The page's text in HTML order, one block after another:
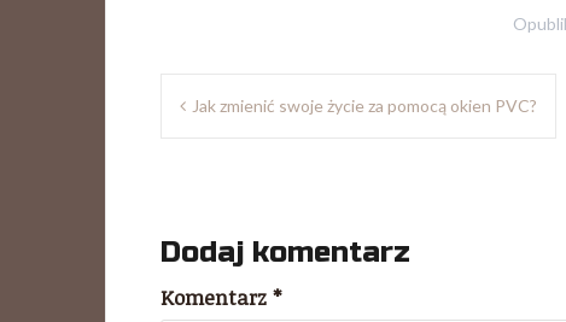
Nawigacja
Jak zmienić swoje życie za pomocą okien PVC?
Dodaj komentarz
Komentarz *